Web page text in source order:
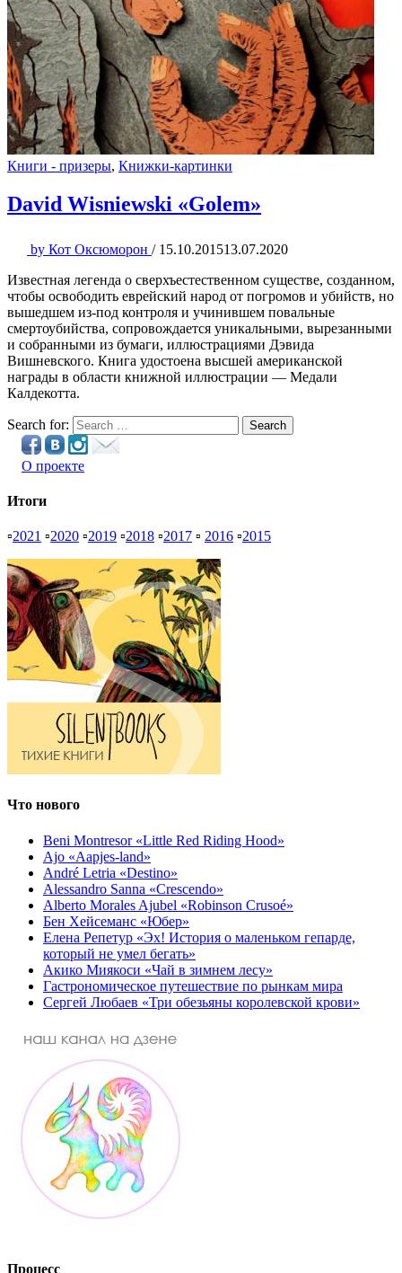
Книги - призеры, Книжки-картинки
David Wisniewski «Golem»
by Кот Оксюморон / 15.10.201513.07.2020
Известная легенда о сверхъестественном существе, созданном,
чтобы освободить еврейский народ от погромов и убийств, но
вышедшем из-под контроля и учинившем повальные
смертоубийства, сопровождается уникальными, вырезанными
и собранными из бумаги, иллюстрациями Дэвида
Вишневского. Книга удостоена высшей американской
награды в области книжной иллюстрации — Медали
Калдекотта.
Search for: Search
О проекте
Итоги
▫2021 ▫2020 ▫2019 ▫2018 ▫2017 ▫ 2016 ▫2015
Что нового
Beni Montresor «Little Red Riding Hood»
Ajo «Aapjes-land»
André Letria «Destino»
Alessandro Sanna «Crescendo»
Alberto Morales Ajubel «Robinson Crusoé»
Бен Хейсеманс «Юбер»
Елена Репетур «Эх! История о маленьком гепарде,
который не умел бегать»
Акико Миякоси «Чай в зимнем лесу»
Гастрономическое путешествие по рынкам мира
Сергей Любаев «Три обезьяны королевской крови»
Процесс